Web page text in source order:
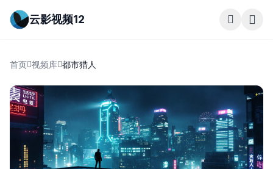
云影视频12
首页 视频库 都市猎人